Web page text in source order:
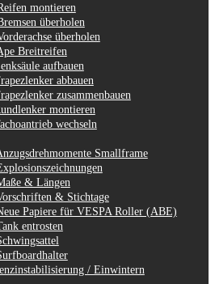
montieren
überholen
überholen
Breitreifen
aufbauen
abbauen
zusammenbauen
montieren
wechseln
Smallframe
& Längen
& Stichtage
Papiere für VESPA Roller (ABE)
entrosten
/ Einwintern